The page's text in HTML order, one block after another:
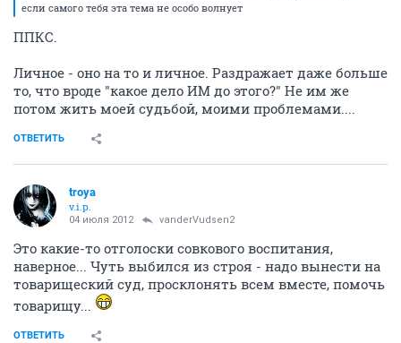
если самого тебя эта тема не особо волнует
ППКС.
Личное - оно на то и личное. Раздражает даже больше
то, что вроде "какое дело ИМ до этого?" Не им же
потом жить моей судьбой, моими проблемами....
ОТВЕТИТЬ
troya
v.i.p.
04 июля 2012 vanderVudsen2
Это какие-то отголоски совкового воспитания,
наверное... Чуть выбился из строя - надо вынести на
товарищеский суд, просклонять всем вместе, помочь
товарищу...
ОТВЕТИТЬ